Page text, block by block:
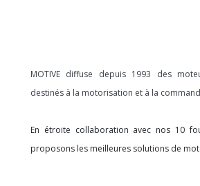
MOTIVE diffuse depuis 1993 des
destinés à la motorisation et à la
En étroite collaboration avec nos 10
proposons les meilleures solutions de